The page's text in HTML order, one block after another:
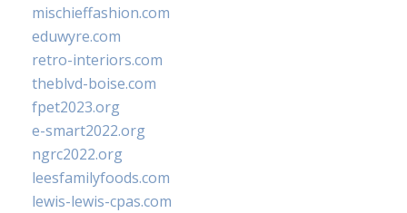
mischieffashion.com
eduwyre.com
retro-interiors.com
theblvd-boise.com
fpet2023.org
e-smart2022.org
ngrc2022.org
leesfamilyfoods.com
lewis-lewis-cpas.com